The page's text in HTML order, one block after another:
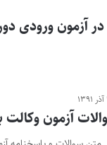
ورودی دوره
آزمون وکالت